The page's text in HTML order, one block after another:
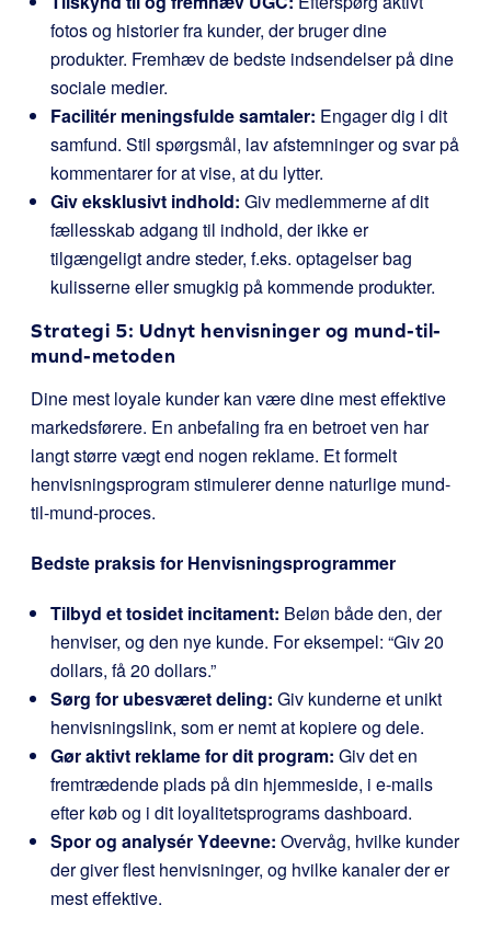
fotos og historier fra kunder, der bruger dine
produkter. Fremhæv de bedste indsendelser på dine
sociale medier.
Facilitér meningsfulde samtaler: Engager dig i dit
samfund. Stil spørgsmål, lav afstemninger og svar på
kommentarer for at vise, at du lytter.
Giv eksklusivt indhold: Giv medlemmerne af dit
fællesskab adgang til indhold, der ikke er
tilgængeligt andre steder, f.eks. optagelser bag
kulisserne eller smugkig på kommende produkter.
Strategi 5: Udnyt henvisninger og mund-til-
mund-metoden
Dine mest loyale kunder kan være dine mest effektive
markedsførere. En anbefaling fra en betroet ven har
langt større vægt end nogen reklame. Et formelt
henvisningsprogram stimulerer denne naturlige mund-
til-mund-proces.
Bedste praksis for Henvisningsprogrammer
Tilbyd et tosidet incitament: Beløn både den, der
henviser, og den nye kunde. For eksempel: “Giv 20
dollars, få 20 dollars.”
Sørg for ubesværet deling: Giv kunderne et unikt
henvisningslink, som er nemt at kopiere og dele.
Gør aktivt reklame for dit program: Giv det en
fremtrædende plads på din hjemmeside, i e-mails
efter køb og i dit loyalitetsprograms dashboard.
Spor og analysér Ydeevne: Overvåg, hvilke kunder
der giver flest henvisninger, og hvilke kanaler der er
mest effektive.